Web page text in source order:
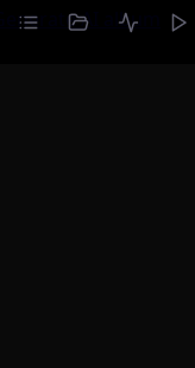
Generate AI album